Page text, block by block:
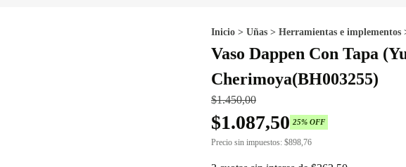
Inicio > Uñas > Herramientas e implementos
Vaso Dappen Con Tapa
Cherimoya(BH003255)
$1.450,00
$1.087,50 25% OFF
Precio sin impuestos: $898,76